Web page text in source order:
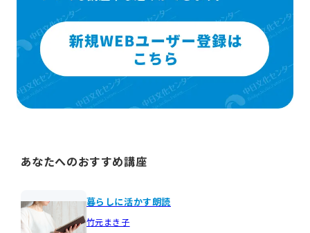
あなたへのおすすめ講座
暮らしに活かす朗読
竹元まき子